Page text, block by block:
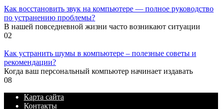
Как восстановить звук на компьютере — полное руководство
по устранению проблемы?
В нашей повседневной жизни часто возникают ситуации
02
Как устранить шумы в компьютере – полезные советы и
рекомендации?
Когда ваш персональный компьютер начинает издавать
08
Карта сайта
Контакты